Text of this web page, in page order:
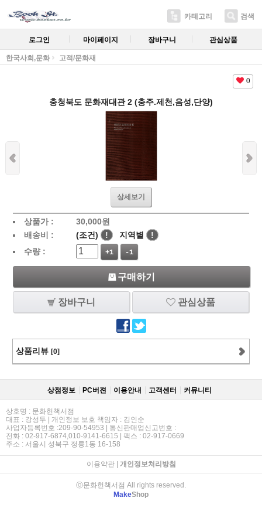
카테고리 검색
로그인 마이페이지 장바구니 관심상품
한국사회,문화 고적/문화재
0
충청북도 문화재대관 2 (충주.제천,음성,단양)
상세보기
상품가 : 30,000원
배송비 :
(조건) ! 지역별
!
수량 :
+1 -1
구매하기
장바구니 관심상품
상품리뷰 [0]
상점정보 PC버젼 이용안내 고객센터 커뮤니티
상호명 : 문화헌책서점
대표 : 강성두 | 개인정보 보호 책임자 : 김인순
사업자등록번호 :209-90-54953 | 통신판매업신고번호 :
전화 : 02-917-6874,010-9141-6615 | 팩스 : 02-917-0669
주소 : 서울시 성북구 정릉1동 16-158
이용약관| 개인정보처리방침
ⓒ문화헌책서점 All rights reserved.
MakeShop